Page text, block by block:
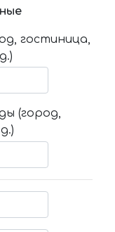
гостиница,
(город,